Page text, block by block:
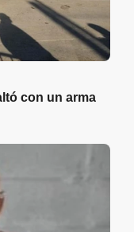
con un arma